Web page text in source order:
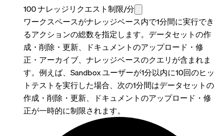
100 ナレッジリクエスト制限/分
ワークスペースがナレッジベース内で1分間に実行でき
るアクションの総数を指定します。データセットの作
成・削除・更新、ドキュメントのアップロード・修
正・アーカイブ、ナレッジベースのクエリが含まれま
す。例えば、Sandbox ユーザーが1分以内に10回のヒッ
トテストを実行した場合、次の1分間はデータセットの
作成・削除・更新、ドキュメントのアップロード・修
正が一時的に制限されます。